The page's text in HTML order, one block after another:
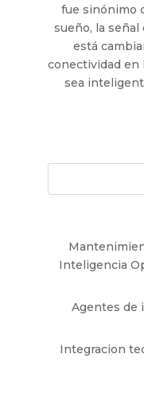
fue sinónimo
sueño, la señal
está
conectividad en
sea
Inteligencia
Agentes de
Integracion